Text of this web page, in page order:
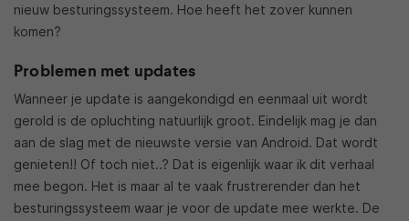
nieuw besturingssysteem. Hoe heeft het zover kunnen
komen?
Problemen met updates
Wanneer je update is aangekondigd en eenmaal uit wordt
gerold is de opluchting natuurlijk groot. Eindelijk mag je dan
aan de slag met de nieuwste versie van Android. Dat wordt
genieten!! Of toch niet..? Dat is eigenlijk waar ik dit verhaal
mee begon. Het is maar al te vaak frustrerender dan het
besturingssysteem waar je voor de update mee werkte. De